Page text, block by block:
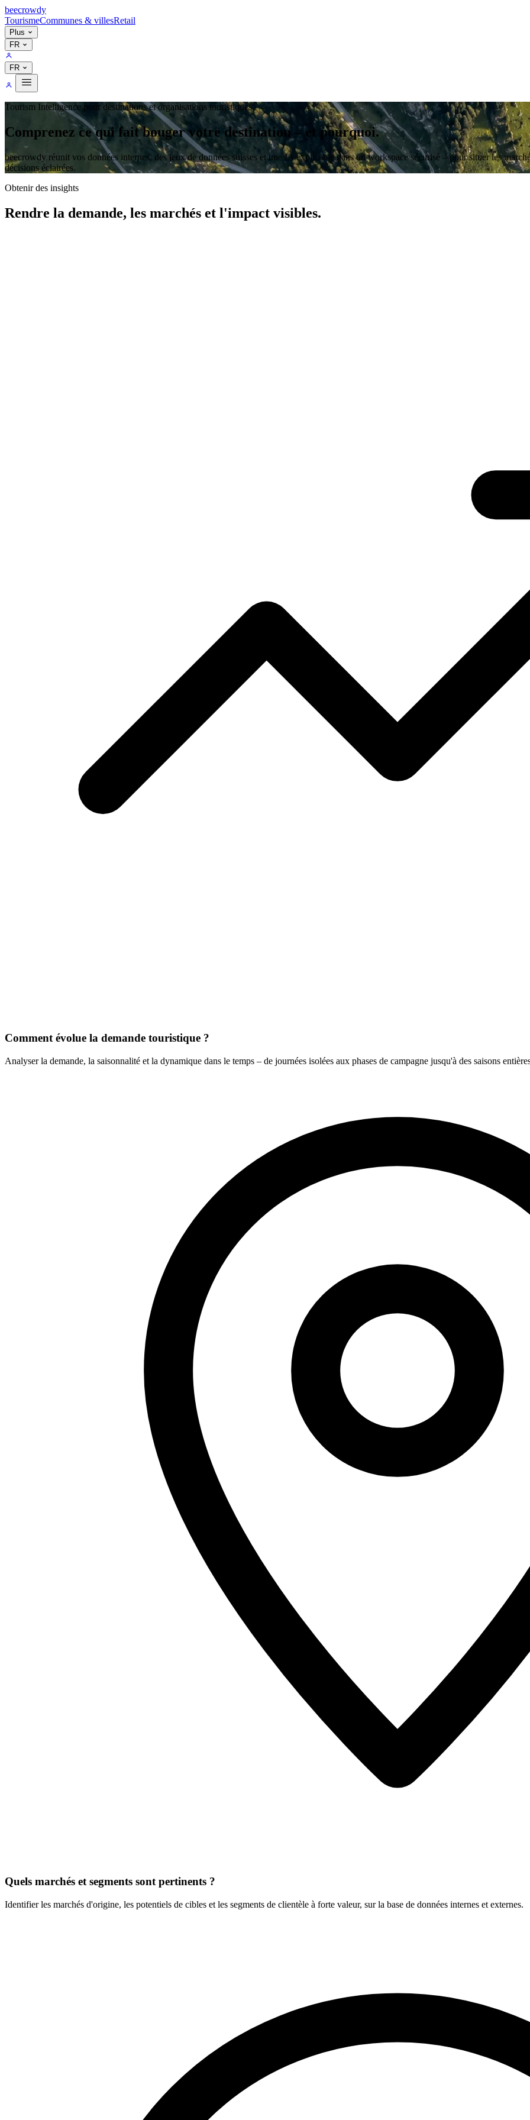
beecrowdy
TourismeCommunes & villesRetail
Plus
FR
FR
Tourism Intelligence pour destinations et organisations touristiques
Comprenez ce qui fait bouger votre destination – et pourquoi.
beecrowdy réunit vos données internes, des jeux de données suisses et une IA explicable dans un workspace sécurisé – pour situer les
décisions éclairées.
Obtenir des insights
Rendre la demande, les marchés et l'impact visibles.
Comment évolue la demande touristique ?
Analyser la demande, la saisonnalité et la dynamique dans le temps – de journées isolées aux phases de campagne jusqu'à des saisons
Quels marchés et segments sont pertinents ?
Identifier les marchés d'origine, les potentiels de cibles et les segments de clientèle à forte valeur, sur la base de données internes et externes.